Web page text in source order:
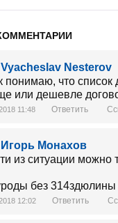
Vyacheslav Nesterov
понимаю, что
или дешевле
11:48 Ответить
Игорь Монахов
из ситуации можно
без 314здюлины
12:02 Ответить